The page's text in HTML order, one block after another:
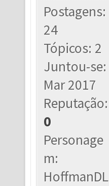
Postagens:
24
Tópicos: 2
Juntou-se:
Mar 2017
Reputação:
0
Personage
m:
HoffmanDL